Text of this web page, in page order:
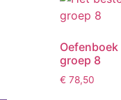
groep 8
€ 78,50